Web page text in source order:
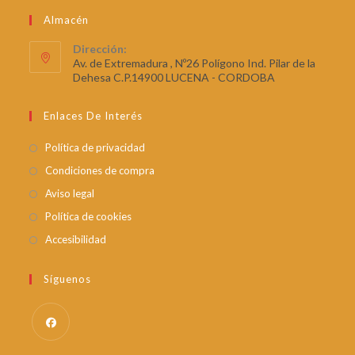
Almacén
Dirección:
Av. de Extremadura , Nº26 Polígono Ind. Pilar de la
Dehesa C.P.14900 LUCENA - CORDOBA
Enlaces De Interés
Política de privacidad
Condiciones de compra
Aviso legal
Política de cookies
Accesibilidad
Síguenos